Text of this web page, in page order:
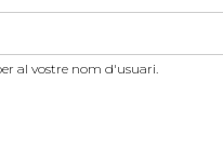
al vostre nom d'usuari.